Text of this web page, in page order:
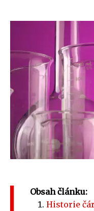
Obsah článku:
Historie